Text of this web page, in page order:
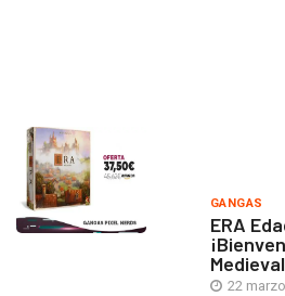
GANGAS
ERA
22